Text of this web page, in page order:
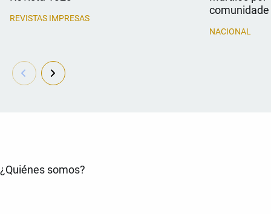
REVISTAS IMPRESAS
NACIONAL
¿Quiénes somos?